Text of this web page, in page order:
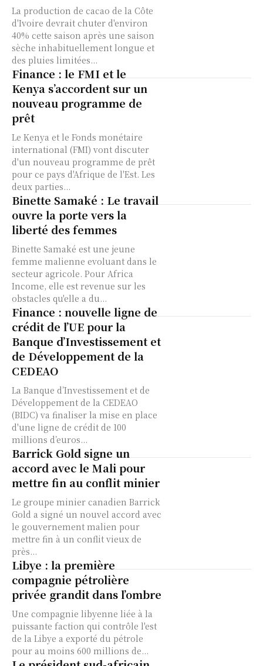
La production de cacao de la Côte
d'Ivoire devrait chuter d'environ
40% cette saison après une saison
sèche inhabituellement longue et
des pluies limitées...
Finance : le FMI et le
Kenya s’accordent sur un
nouveau programme de
prêt
Le Kenya et le Fonds monétaire
international (FMI) vont discuter
d'un nouveau programme de prêt
pour ce pays d'Afrique de l'Est. Les
deux parties...
Binette Samaké : Le travail
ouvre la porte vers la
liberté des femmes
Binette Samaké est une jeune
femme malienne evoluant dans le
secteur agricole. Pour Africa
Income, elle est revenue sur les
obstacles qu'elle a du...
Finance : nouvelle ligne de
crédit de l’UE pour la
Banque d’Investissement et
de Développement de la
CEDEAO
La Banque d’Investissement et de
Développement de la CEDEAO
(BIDC) va finaliser la mise en place
d'une ligne de crédit de 100
millions d’euros...
Barrick Gold signe un
accord avec le Mali pour
mettre fin au conflit minier
Le groupe minier canadien Barrick
Gold a signé un nouvel accord avec
le gouvernement malien pour
mettre fin à un conflit vieux de
près...
Libye : la première
compagnie pétrolière
privée grandit dans l’ombre
Une compagnie libyenne liée à la
puissante faction qui contrôle l'est
de la Libye a exporté du pétrole
pour au moins 600 millions de...